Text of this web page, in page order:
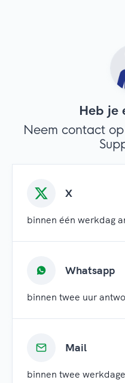
Heb je
Neem contact
X
binnen één werkdag
Whatsapp
binnen twee uur
Mail
binnen twee